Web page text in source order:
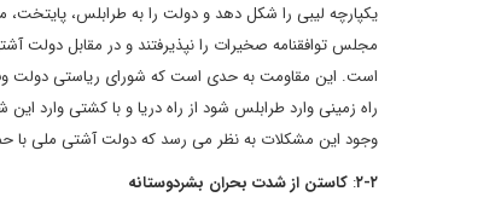
یکپارچه لیبی را شکل دهد و دولت را به طرابلس،
مجلس توافقنامه صخیرات را نپذیرفتند و در مقابل
راه زمینی وارد طرابلس شود از راه دریا و با کشتی وارد
وجود این مشکلات به نظر می ‏رسد که دولت آشتی ملی با
۲-۲ : کاستن از شدت بحران بشردوستانه